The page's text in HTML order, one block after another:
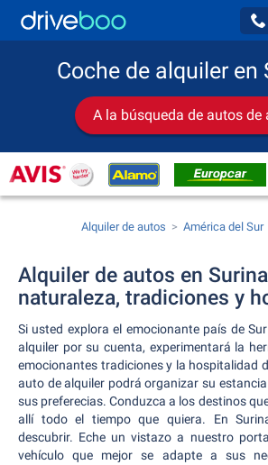
Coche de alquiler en
A la búsqueda de autos de
Alquiler de autos América del Sur
Alquiler de autos en
naturaleza, tradiciones y
Si usted explora el emocionante país de
alquiler por su cuenta, experimentará la
emocionantes tradiciones y la hospitalidad
auto de alquiler podrá organizar su
sus preferecias. Conduzca a los destinos
allí todo el tiempo que quiera. En
descubrir. Eche un vistazo a nuestro
vehículo que mejor se adapte a sus